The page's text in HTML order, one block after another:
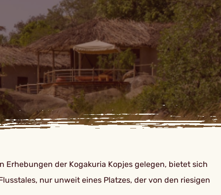
Erhebungen der Kogakuria Kopjes gelegen, bietet sich
nur unweit eines Platzes, der von den riesigen